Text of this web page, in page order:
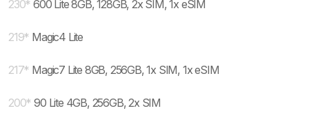
230* 600 Lite 8GB, 128GB, 2x SIM, 1x eSIM
219* Magic4 Lite
217* Magic7 Lite 8GB, 256GB, 1x SIM, 1x eSIM
200* 90 Lite 4GB, 256GB, 2x SIM